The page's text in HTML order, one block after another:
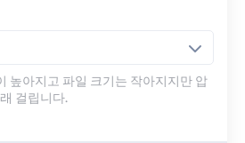
높아지고 파일 크기는 작아지지만 압
걸립니다.